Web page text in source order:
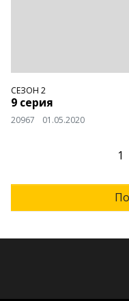
СЕЗОН 2
9 серия
20967 01.05.2020
1